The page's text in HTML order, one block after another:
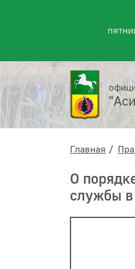
Главная
О
службы в